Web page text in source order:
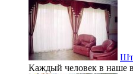
Каждый человек в наше